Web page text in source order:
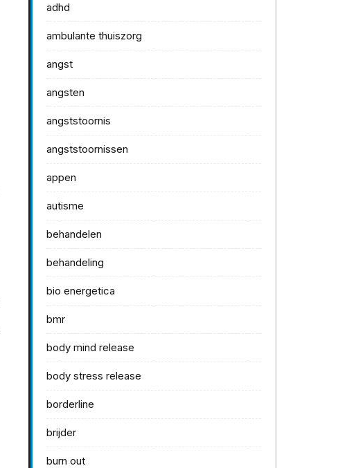
adhd
ambulante thuiszorg
angst
angsten
angststoornis
angststoornissen
appen
autisme
behandelen
behandeling
bio energetica
bmr
body mind release
body stress release
borderline
brijder
burn out